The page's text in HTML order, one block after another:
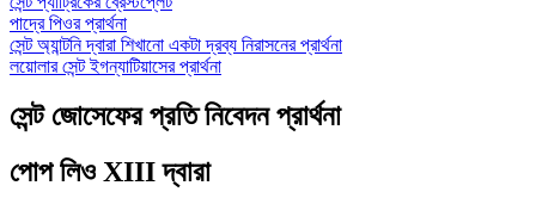
পাদ্রে পিওর প্রার্থনা
সেন্ট অ্যান্টনি দ্বারা শিখানো একটা দ্রব্য নিরাসনের প্রার্থনা
লয়োলার সেন্ট ইগন্যাটিয়াসের প্রার্থনা
সেন্ট জোসেফের প্রতি নিবেদন প্রার্থনা
পোপ লিও XIII দ্বারা